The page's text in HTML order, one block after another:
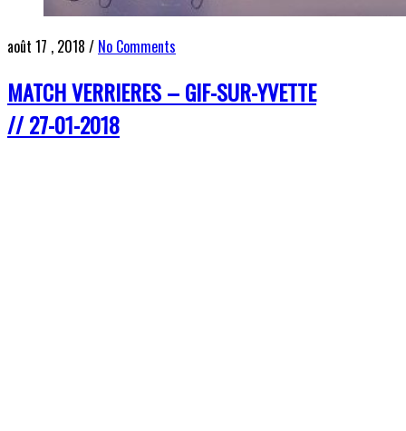
août 17 , 2018 / No Comments
MATCH VERRIERES – GIF-SUR-YVETTE
// 27-01-2018